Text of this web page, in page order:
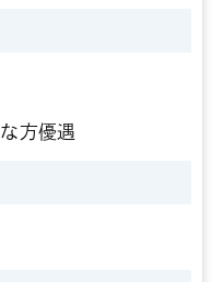
方優遇